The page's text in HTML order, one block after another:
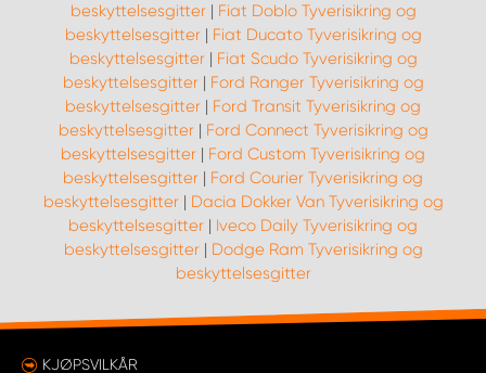
beskyttelsesgitter| Fiat Doblo Tyverisikring og
beskyttelsesgitter| Fiat Ducato Tyverisikring og
beskyttelsesgitter| Fiat Scudo Tyverisikring og
beskyttelsesgitter| Ford Ranger Tyverisikring og
beskyttelsesgitter | Ford Transit Tyverisikring og
beskyttelsesgitter| Ford Connect Tyverisikring og
beskyttelsesgitter | Ford Custom Tyverisikring og
beskyttelsesgitter | Ford Courier Tyverisikring og
beskyttelsesgitter| Dacia Dokker Van Tyverisikring og
beskyttelsesgitter | Iveco Daily Tyverisikring og
beskyttelsesgitter| Dodge Ram Tyverisikring og
beskyttelsesgitter
KJØPSVILKÅR